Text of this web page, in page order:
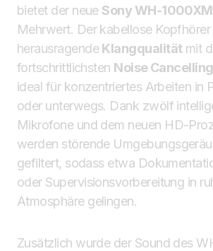
bietet der neue Sony WH-
Mehrwert. Der kabellose
herausragendeKlangqualitätmit
fortschrittlichsten Noise Cancelling
ideal für konzentriertes Arbeiten in
oder unterwegs. Dank zwölf
Mikrofone und dem neuen HD-
werden störende
gefiltert, sodass etwa
oder Supervisionsvorbereitung in
Atmosphäre gelingen.
Zusätzlich wurde der Sound des